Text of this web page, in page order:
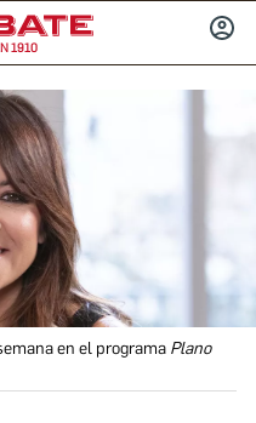
1910
en el programa Plano